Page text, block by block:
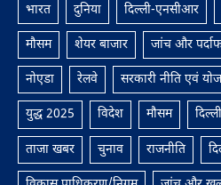
भारत दुनिया दिल्ली-एनसीआर
मौसम शेयर बाजार जांच और
नोएडा रेलवे सरकारी नीति एवं
युद्ध 2025 विदेश मौसम
ताजा खबर चुनाव राजनीति